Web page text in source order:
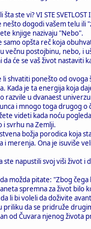
šta ste vi? VI STE SVETLOST
nešto dogodi vašem telu ili
knjige nazivaju "Nebo".
samo opšta reč koja
večnu postojbinu, nebo, i
da će se vaš život nastaviti
li shvatiti ponešto od ovoga
Kada je ta energija koja
razvile u dvanaest
i mnogo toga drugog
videti kada noću
i svrhu na Zemlji.
božja porodica koja
i merenja. Ona je isuviše
ste napustili svoj viši život i
možda pitate: "Zbog
spremna za život bilo
li bi voleli da doživite
priliku da se pridruže
od Čuvara njenog života